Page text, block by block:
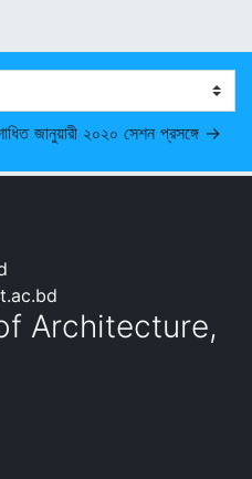
জানুয়ারী ২০২০ সেশন প্রসঙ্গে →
Architecture,